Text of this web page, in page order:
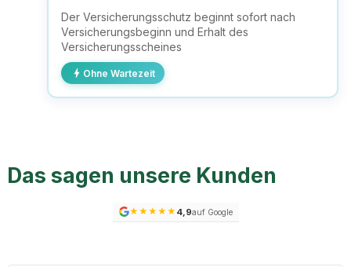
Der Versicherungsschutz beginnt sofort nach
Versicherungsbeginn und Erhalt des
Versicherungsscheines
bolt Ohne Wartezeit
Das sagen unsere Kunden
★ ★ ★ ★ ★ 4,9auf Google